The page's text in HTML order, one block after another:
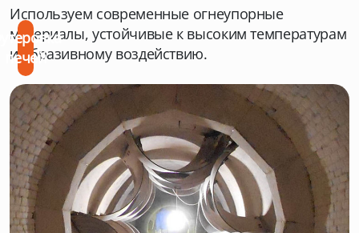
Используем современные огнеупорные
материалы, устойчивые к высоким температурам
и абразивному воздействию.
печей